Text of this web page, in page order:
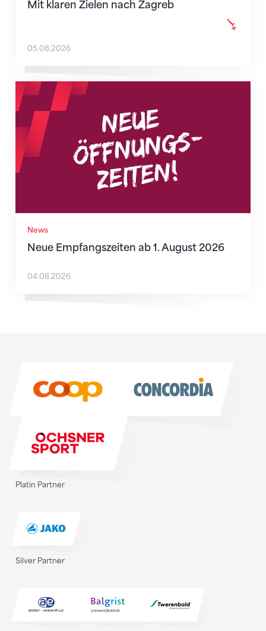
Mit klaren Zielen nach Zagreb
05.08.2026
News
Neue Empfangszeiten ab 1. August 2026
Neue Empfangszeiten ab 1. August 2026
04.08.2026
Platin Partner
Silver Partner